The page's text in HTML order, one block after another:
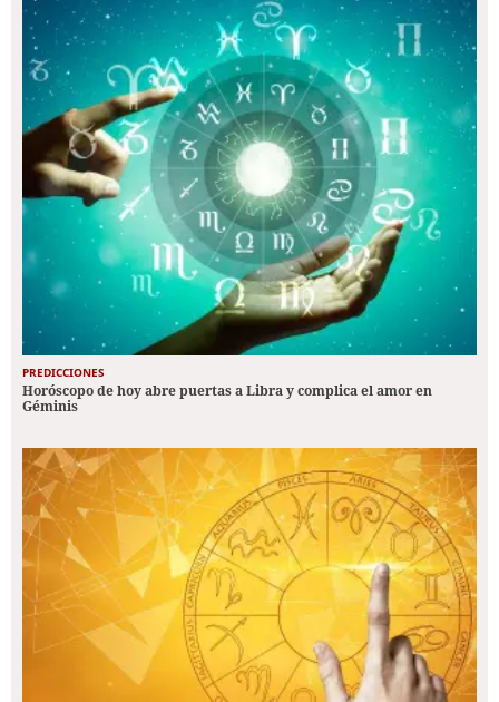
PREDICCIONES
Horóscopo de hoy abre puertas a Libra y complica el amor en
Géminis